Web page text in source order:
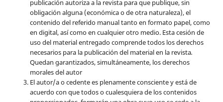
publicación autoriza a la revista para que publique, sin
obligación alguna (económica o de otra naturaleza), el
contenido del referido manual tanto en formato papel, como
en digital, así como en cualquier otro medio. Esta cesión de
uso del material entregado comprende todos los derechos
necesarios para la publicación del material en la revista.
Quedan garantizados, simultáneamente, los derechos
morales del autor
El autor/a o cedente es plenamente consciente y está de
acuerdo con que todos o cualesquiera de los contenidos